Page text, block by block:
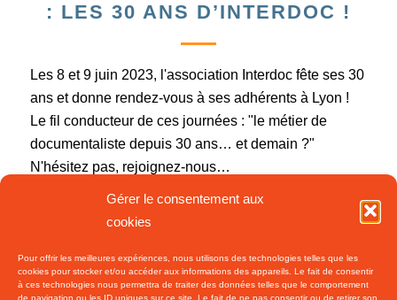
Gérer le consentement aux
cookies
Pour offrir les meilleures expériences, nous utilisons des technologies telles que les
cookies pour stocker et/ou accéder aux informations des appareils. Le fait de consentir
à ces technologies nous permettra de traiter des données telles que le comportement
de navigation ou les ID uniques sur ce site. Le fait de ne pas consentir ou de retirer son
: LES 30 ANS D’INTERDOC !
Les 8 et 9 juin 2023, l'association Interdoc fête ses 30
ans et donne rendez-vous à ses adhérents à Lyon !
Le fil conducteur de ces journées : "le métier de
documentaliste depuis 30 ans… et demain ?"
N'hésitez pas, rejoignez-nous…